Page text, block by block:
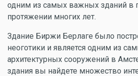
одним из самых важных зданий в
протяжении многих лет.
Здание Биржи Берлаге было
неоготики и является одним из
архитектурных сооружений в
здания вы найдете множество